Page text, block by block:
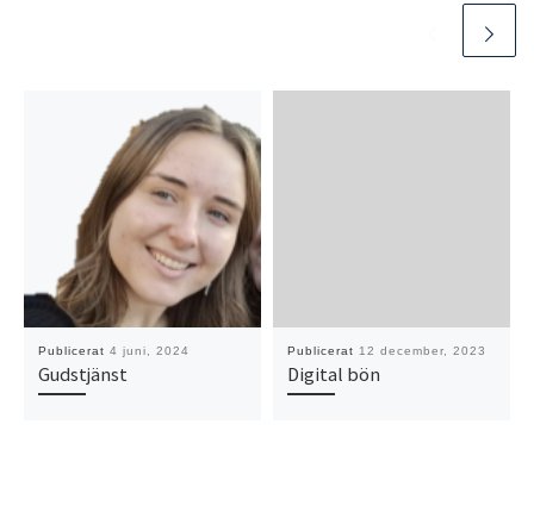
Publicerat 4 juni, 2024
Gudstjänst
Publicerat 12 december, 2023
Digital bön